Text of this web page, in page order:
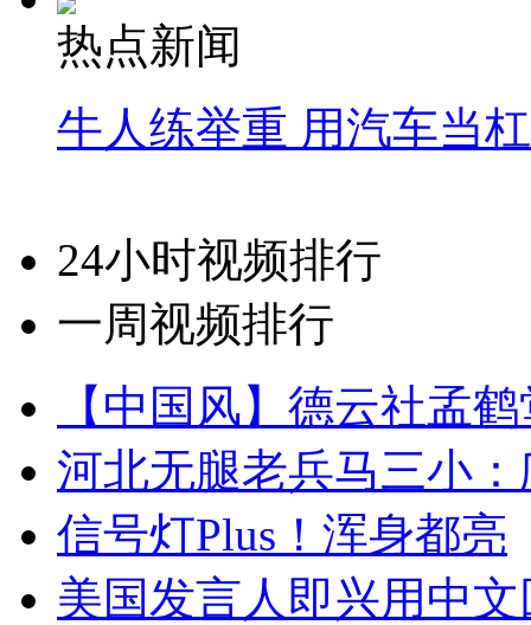
热点新闻
牛人练举重 用汽车当
24小时视频排行
一周视频排行
【中国风】德云社孟
河北无腿老兵马三小
信号灯Plus！浑身都亮
美国发言人即兴用中